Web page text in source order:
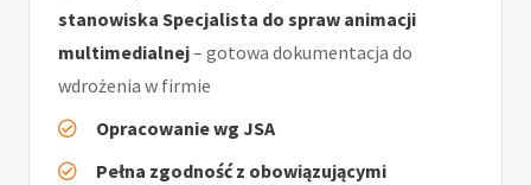
stanowiska Specjalista do spraw animacji
multimedialnej– gotowa dokumentacja do
wdrożenia w firmie
Opracowanie wg JSA
Pełna zgodność z obowiązującymi